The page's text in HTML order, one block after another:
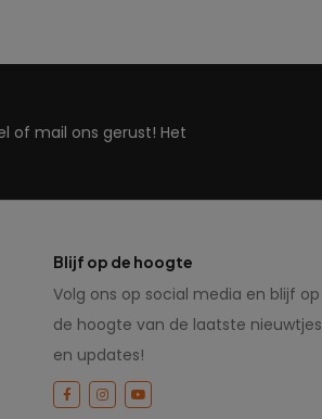
of mail ons gerust! Het
Blijf op de hoogte
Volg ons op social media en blijf op
de hoogte van de laatste nieuwtjes
en updates!